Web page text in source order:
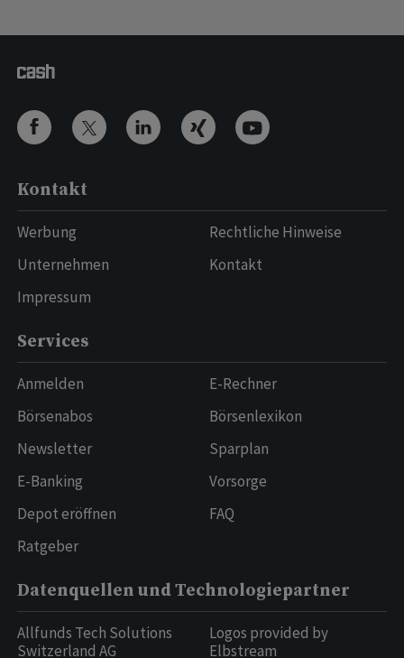
Kontakt
Werbung
Unternehmen
Impressum
Rechtliche Hinweise
Kontakt
Services
Anmelden
Börsenabos
Newsletter
E-Banking
Depot eröffnen
Ratgeber
E-Rechner
Börsenlexikon
Sparplan
Vorsorge
FAQ
Datenquellen und Technologiepartner
Allfunds Tech Solutions
Switzerland AG
Logos provided by
Elbstream